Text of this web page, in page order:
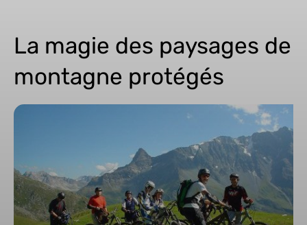
La magie des paysages de
montagne protégés